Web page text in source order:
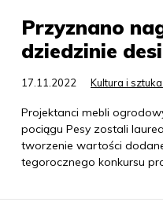
Przyznano
dziedzinie
17.11.2022 Kultura i
Projektanci mebli
pociągu Pesy zostali
tworzenie wartości
tegorocznego konkursu